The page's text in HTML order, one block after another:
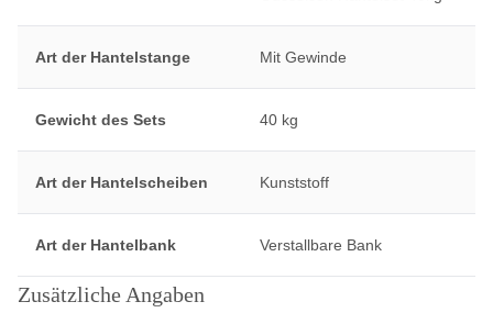
Art der Hantelstange Mit Gewinde
Gewicht des Sets 40 kg
Art der Hantelscheiben Kunststoff
Art der Hantelbank Verstallbare Bank
Zusätzliche Angaben